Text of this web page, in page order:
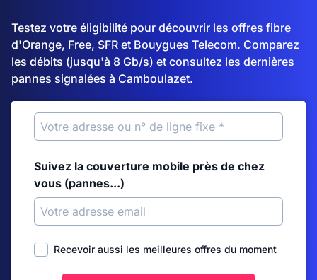
Testez votre éligibilité pour découvrir les offres fibre
d'Orange, Free, SFR et Bouygues Telecom. Comparez
les débits (jusqu'à 8 Gb/s) et consultez les dernières
pannes signalées à Camboulazet.
Suivez la couverture mobile près de chez
vous (pannes...)
Recevoir aussi les meilleures offres du moment